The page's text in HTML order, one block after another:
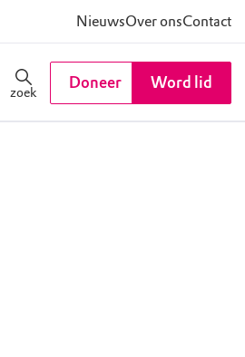
NieuwsOver onsContact
zoek
Doneer Word lid